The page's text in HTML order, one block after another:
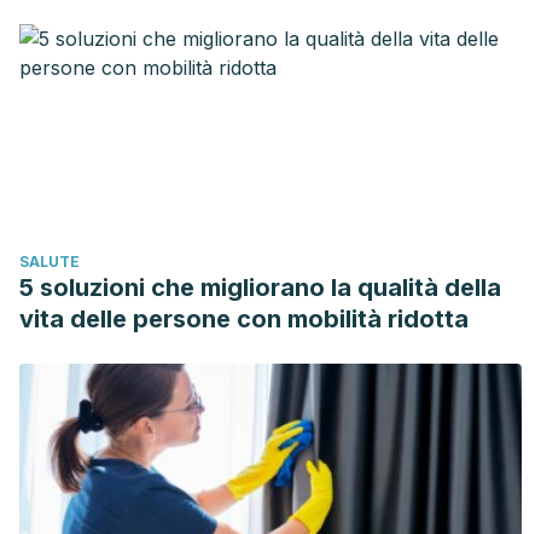
in adults.Nature Reviews Gastroenterology and
Hepatology . Nature Publishing Group.
Maslekar, S., & Jayne, D. G. (2011). The management of
Contemporary Coloproctology
408). Springer-Verlag London Ltd.
https://doi.org/10.1007/978-0-85729-889-8_27
SALUTE
5 soluzioni che migliorano la qualità della
vita delle persone con mobilità ridotta